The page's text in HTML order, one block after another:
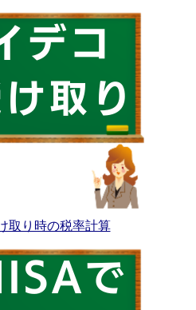
取り時の税率計算